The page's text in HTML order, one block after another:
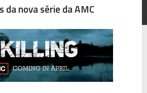
Loading...
da nova série da AMC